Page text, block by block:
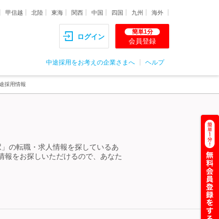
甲信越 北陸 東海 関西 中国 四国 九州 海外
ログイン
簡単1分
会員登録
中途採用をお考えの企業さまへ ヘルプ
採用情報
の転職・求人情報を探しているあ
報をお探しいただけるので、あなた